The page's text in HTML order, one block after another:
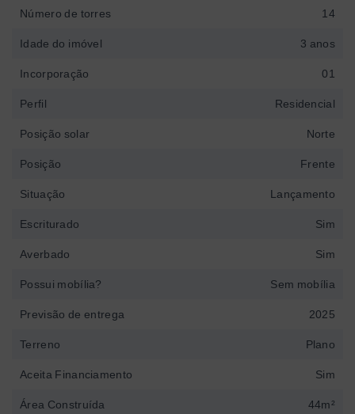
Número de torres 14
Idade do imóvel 3 anos
Incorporação 01
Perfil Residencial
Posição solar Norte
Posição Frente
Situação Lançamento
Escriturado Sim
Averbado Sim
Possui mobília? Sem mobília
Previsão de entrega 2025
Terreno Plano
Aceita Financiamento Sim
Área Construída 44m²